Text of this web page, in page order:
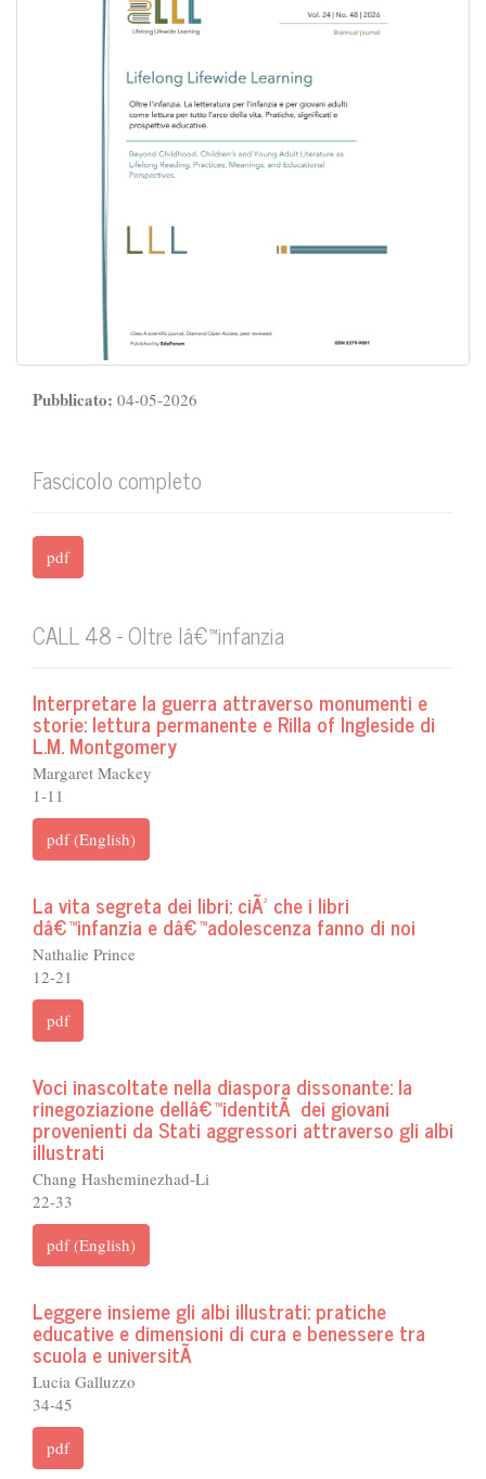
Pubblicato: 04-05-2026
Fascicolo completo
pdf
CALL 48 - Oltre lâ€™infanzia
Interpretare la guerra attraverso monumenti e
storie: lettura permanente e Rilla of Ingleside di
L.M. Montgomery
Margaret Mackey
1-11
pdf (English)
La vita segreta dei libri: ciÃ² che i libri
dâ€™infanzia e dâ€™adolescenza fanno di noi
Nathalie Prince
12-21
pdf
Voci inascoltate nella diaspora dissonante: la
rinegoziazione dellâ€™identitÃ dei giovani
provenienti da Stati aggressori attraverso gli albi
illustrati
Chang Hasheminezhad-Li
22-33
pdf (English)
Leggere insieme gli albi illustrati: pratiche
educative e dimensioni di cura e benessere tra
scuola e universitÃ
Lucia Galluzzo
34-45
pdf